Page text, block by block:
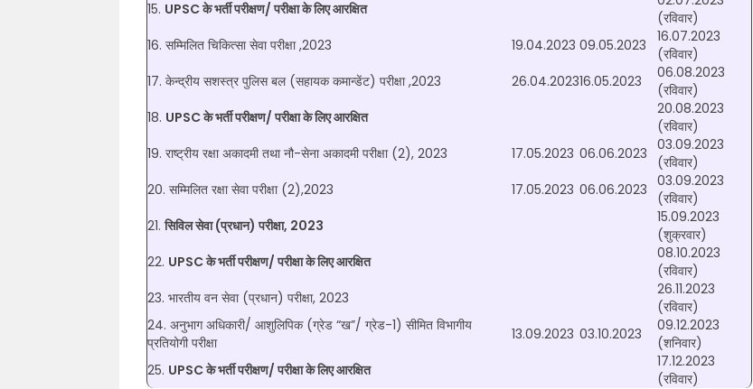
15. UPSC के भर्ती परीक्षण/ परीक्षा के लिए आरक्षित
(रविवार)
16. सम्मिलित चिकित्सा सेवा परीक्षा ,2023
19.04.2023 09.05.2023
16.07.2023
(रविवार)
17. केन्द्रीय सशस्त्र पुलिस बल (सहायक कमान्डेंट) परीक्षा ,2023
26.04.202316.05.2023
06.08.2023
(रविवार)
18. UPSC के भर्ती परीक्षण/ परीक्षा के लिए आरक्षित
20.08.2023
(रविवार)
19. राष्ट्रीय रक्षा अकादमी तथा नौ-सेना अकादमी परीक्षा (2), 2023
17.05.2023 06.06.2023 03.09.2023
(रविवार)
20. सम्मिलित रक्षा सेवा परीक्षा (2),2023
17.05.2023 06.06.2023 03.09.2023
(रविवार)
21.सिविल सेवा (प्रधान) परीक्षा, 2023
15.09.2023
(शुक्रवार)
22. UPSC के भर्ती परीक्षण/ परीक्षा के लिए आरक्षित
08.10.2023
(रविवार)
23. भारतीय वन सेवा (प्रधान) परीक्षा, 2023
26.11.2023
(रविवार)
24. अनुभाग अधिकारी/ आशुलिपिक (ग्रेड “ख”/ ग्रेड-1) सीमित विभागीय
प्रतियोगी परीक्षा
13.09.2023 03.10.2023
09.12.2023
(शनिवार)
25. UPSC के भर्ती परीक्षण/ परीक्षा के लिए आरक्षित
17.12.2023
(रविवार)